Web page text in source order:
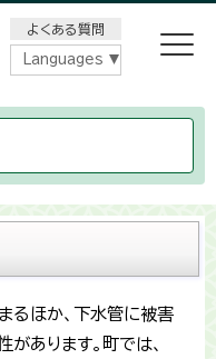
よくある質問
Languages
るほか、下水管に被害
あります。町では、